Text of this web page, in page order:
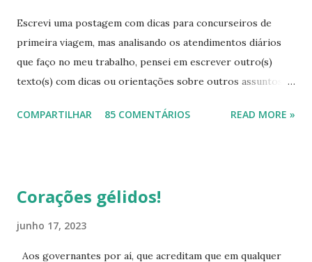
Escrevi uma postagem com dicas para concurseiros de
primeira viagem, mas analisando os atendimentos diários
que faço no meu trabalho, pensei em escrever outro(s)
texto(s) com dicas ou orientações sobre outros assuntos,
continuam sem conhecimentos básicos, que podem ajudá-
vou falar um pouco das provas para eliminação de matérias.
fundamental ou todo o ensino médio. Para quem pretende
COMPARTILHAR 85 COMENTÁRIOS READ MORE »
Corações gélidos!
junho 17, 2023
Aos governantes por aí, que acreditam que em qualquer